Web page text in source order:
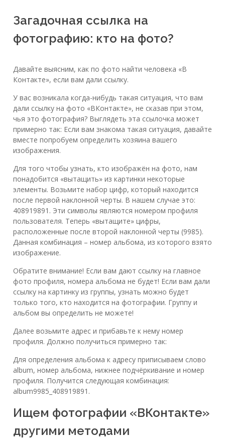
Загадочная ссылка на
фотографию: кто на фото?
Давайте выясним, как по фото найти человека «В
Контакте», если вам дали ссылку.
У вас возникала когда-нибудь такая ситуация, что вам
дали ссылку на фото «ВКонтакте», не сказав при этом,
чья это фотография? Выглядеть эта ссылочка может
примерно так: Если вам знакома такая ситуация, давайте
вместе попробуем определить хозяина вашего
изображения.
Для того чтобы узнать, кто изображён на фото, нам
понадобится «вытащить» из картинки некоторые
элементы. Возьмите набор цифр, который находится
после первой наклонной черты. В нашем случае это:
408919891. Эти символы являются номером профиля
пользователя. Теперь «вытащите» цифры,
расположенные после второй наклонной черты (9985).
Данная комбинация – номер альбома, из которого взято
изображение.
Обратите внимание! Если вам дают ссылку на главное
фото профиля, номера альбома не будет! Если вам дали
ссылку на картинку из группы, узнать можно будет
только того, кто находится на фотографии. Группу и
альбом вы определить не можете!
Далее возьмите адрес и прибавьте к нему номер
профиля. Должно получиться примерно так:
Для определения альбома к адресу приписываем слово
album, номер альбома, нижнее подчёркивание и номер
профиля. Получится следующая комбинация:
album9985_408919891.
Ищем фотографии «ВКонтакте»
другими методами